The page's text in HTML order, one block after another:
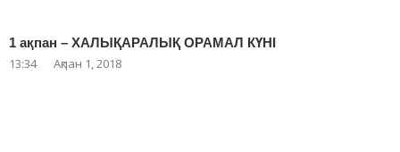
1 ақпан – ХАЛЫҚАРАЛЫҚ ОРАМАЛ КҮНІ
13:34 Ақпан 1, 2018